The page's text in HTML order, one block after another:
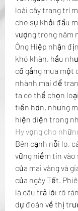
loài cây trang trí
cho sự khởi đầu
vượng trong năm
Ông Hiệp nhận
khó khăn, hầu
cố gắng mua một
nhành mai để
ta có thể chọn
tiền hơn, nhưng
hiện diện trong
Hy vọng cho
Bên cạnh nỗi lo,
vững niềm tin
của mai vàng và
của ngày Tết.
là câu trả lời rõ
dự đoán về thị